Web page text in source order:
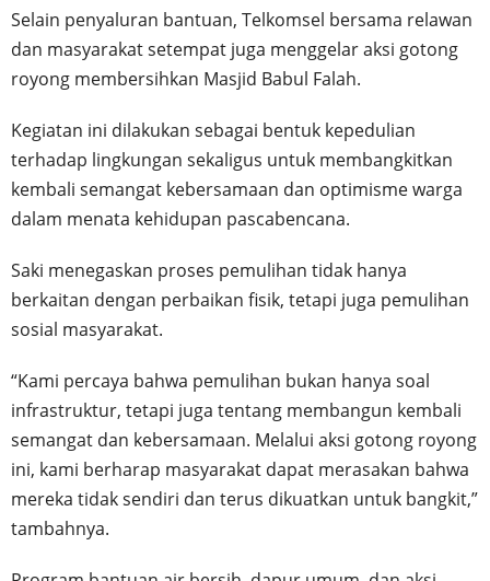
Selain penyaluran bantuan, Telkomsel bersama relawan
dan masyarakat setempat juga menggelar aksi gotong
royong membersihkan Masjid Babul Falah.
Kegiatan ini dilakukan sebagai bentuk kepedulian
terhadap lingkungan sekaligus untuk membangkitkan
kembali semangat kebersamaan dan optimisme warga
dalam menata kehidupan pascabencana.
Saki menegaskan proses pemulihan tidak hanya
berkaitan dengan perbaikan fisik, tetapi juga pemulihan
sosial masyarakat.
“Kami percaya bahwa pemulihan bukan hanya soal
infrastruktur, tetapi juga tentang membangun kembali
semangat dan kebersamaan. Melalui aksi gotong royong
ini, kami berharap masyarakat dapat merasakan bahwa
mereka tidak sendiri dan terus dikuatkan untuk bangkit,”
tambahnya.